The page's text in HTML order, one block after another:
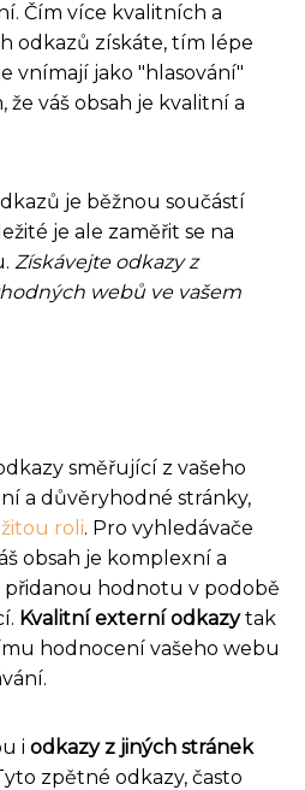
Čím více kvalitních a
odkazů získáte, tím lépe
vnímají jako "hlasování"
váš obsah je kvalitní a
je běžnou součástí
je ale zaměřit se na
Získávejte odkazy z
webů ve vašem
směřující z vašeho
a důvěryhodné stránky,
roli. Pro vyhledávače
obsah je komplexní a
hodnotu v podobě
Kvalitní externí odkazytak
hodnocení vašeho webu
i odkazy z jiných stránek
zpětné odkazy, často